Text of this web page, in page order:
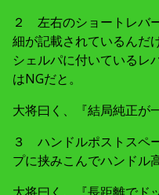
２ 左右のショートレ
細が記載されているんだ
シェルパに付いているレ
はNGだと。
大将曰く、『結局純正が
３ ハンドルポストス
プに挟みこんでハンドル